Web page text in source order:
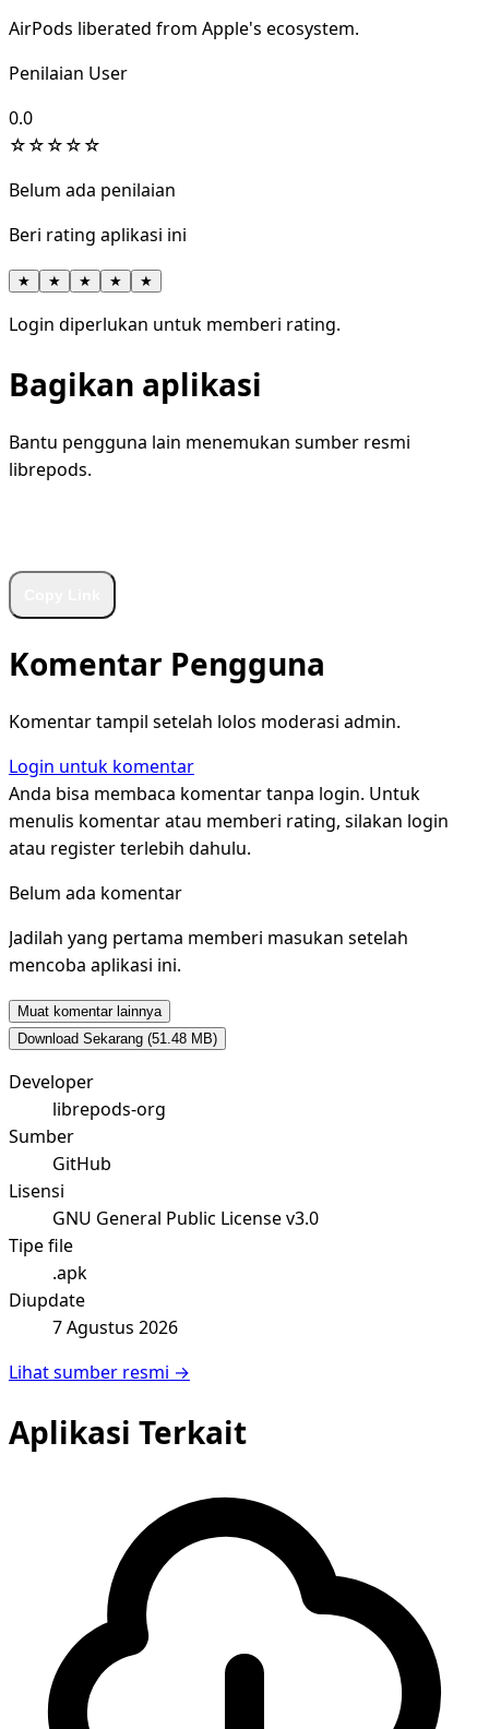
AirPods liberated from Apple's ecosystem.
Penilaian User
0.0
☆☆☆☆☆
Belum ada penilaian
Beri rating aplikasi ini
★ ★ ★ ★ ★
Login diperlukan untuk memberi rating.
Bagikan aplikasi
Bantu pengguna lain menemukan sumber resmi
librepods.
Komentar Pengguna
Komentar tampil setelah lolos moderasi admin.
Login untuk komentar
Anda bisa membaca komentar tanpa login. Untuk
menulis komentar atau memberi rating, silakan login
atau register terlebih dahulu.
Belum ada komentar
Jadilah yang pertama memberi masukan setelah
mencoba aplikasi ini.
Muat komentar lainnya
Download Sekarang (51.48 MB)
Developer
librepods-org
Sumber
GitHub
Lisensi
GNU General Public License v3.0
Tipe file
.apk
Diupdate
7 Agustus 2026
Lihat sumber resmi →
Aplikasi Terkait